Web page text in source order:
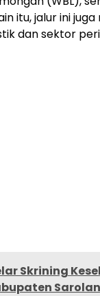
itu, jalur ini juga
dan sektor
Skrining